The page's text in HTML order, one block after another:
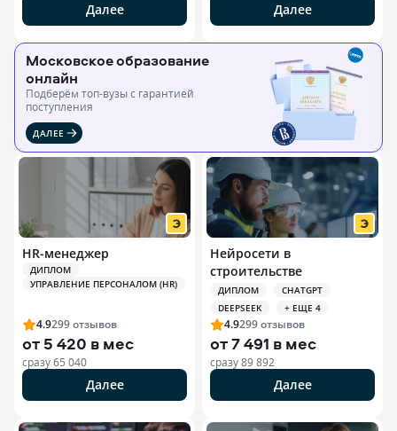
Далее Далее
Московское образование
онлайн
Подберём топ-вузы c гарантией
поступления
ДАЛЕЕ
HR-менеджер
ДИПЛОМ
УПРАВЛЕНИЕ ПЕРСОНАЛОМ (HR)
4.9299отзывов
от 5 420 в мес
сразу65 040
Далее
Нейросети в
строительстве
ДИПЛОМ
CHATGPT
DEEPSEEK
+ ЕЩЕ 4
4.9299отзывов
от7 491 в мес
сразу89 892
Далее